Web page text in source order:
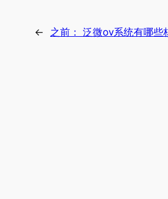
← 之前： 泛微ov系统有哪些